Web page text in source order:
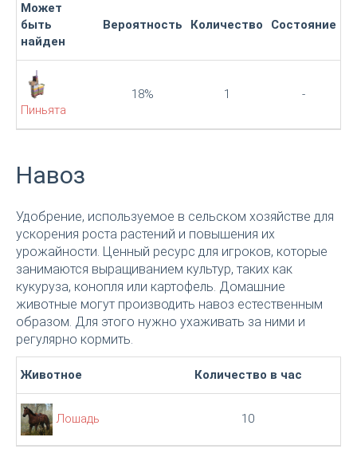
Может
быть
найден
Вероятность Количество Состояние
Пиньята
18% 1 -
Навоз
Удобрение, используемое в сельском хозяйстве для
ускорения роста растений и повышения их
урожайности. Ценный ресурс для игроков, которые
занимаются выращиванием культур, таких как
кукуруза, конопля или картофель. Домашние
животные могут производить навоз естественным
образом. Для этого нужно ухаживать за ними и
регулярно кормить.
Животное Количество в час
Лошадь 10